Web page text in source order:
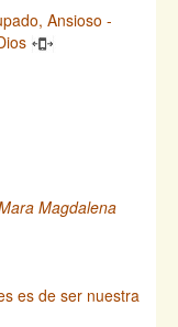
Ansioso -
Magdalena
es de ser nuestra